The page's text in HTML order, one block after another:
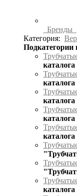
Бренды
Категория: